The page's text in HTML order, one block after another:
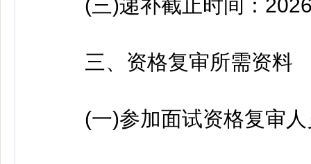
(三)递补截止时间：2026
三、资格复审所需资料
(一)参加面试资格复审人